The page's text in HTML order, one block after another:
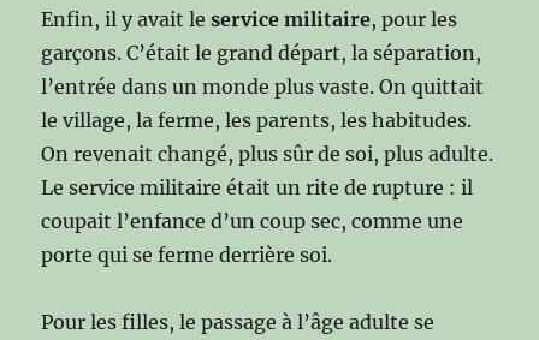
Enfin, il y avait leservice militaire, pour les
garçons. C’était le grand départ, la séparation,
l’entrée dans un monde plus vaste. On quittait
le village, la ferme, les parents, les habitudes.
On revenait changé, plus sûr de soi, plus adulte.
Le service militaire était un rite de rupture : il
coupait l’enfance d’un coup sec, comme une
porte qui se ferme derrière soi.
Pour les filles, le passage à l’âge adulte se